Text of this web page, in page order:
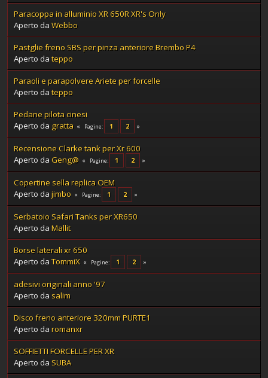
Paracoppa in alluminio XR 650R XR's Only
Aperto da Webbo
Pastglie freno SBS per pinza anteriore Brembo P4
Aperto da teppo
Paraoli e parapolvere Ariete per forcelle
Aperto da teppo
Pedane pilota cinesi
Aperto da gratta Pagine 1 2
Recensione Clarke tank per Xr 600
Aperto da Geng@ Pagine 1 2
Copertine sella replica OEM
Aperto da jimbo Pagine 1 2
Serbatoio Safari Tanks per XR650
Aperto da Mallit
Borse laterali xr 650
Aperto daTommiX Pagine 1 2
adesivi originali anno '97
Aperto da salim
Disco freno anteriore 320mm PURTE1
Aperto da romanxr
SOFFIETTI FORCELLE PER XR
Aperto da SUBA